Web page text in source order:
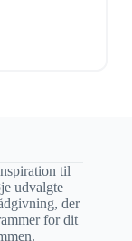
til
udvalgte
der
for dit